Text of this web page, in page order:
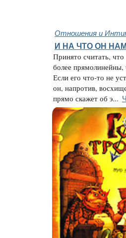
Отношения и
И НА ЧТО ОН
Принято считать,
более
Если его что-то не
он, напротив,
прямо скажет об э...